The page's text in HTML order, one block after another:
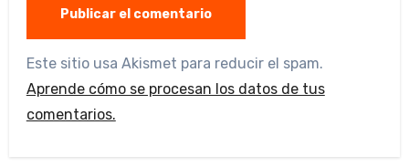
Este sitio usa Akismet para reducir el spam.
Aprende cómo se procesan los datos de tus
comentarios.